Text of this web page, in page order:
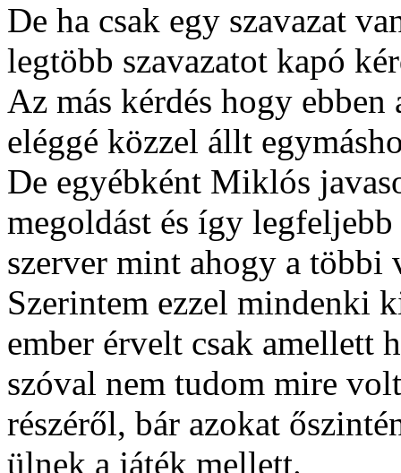
De ha csak egy szavazat
legtöbb szavazatot kapó
Az más kérdés hogy ebben
eléggé közzel állt
De egyébként Miklós
megoldást és így
szerver mint ahogy a többi
Szerintem ezzel mindenki
ember érvelt csak amellett
szóval nem tudom mire
részéről, bár azokat
ülnek a játék mellett.